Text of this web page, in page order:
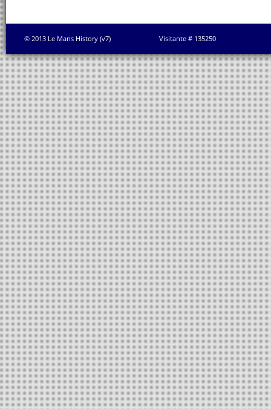
© 2013 Le Mans History (v7) Visitante # 135250